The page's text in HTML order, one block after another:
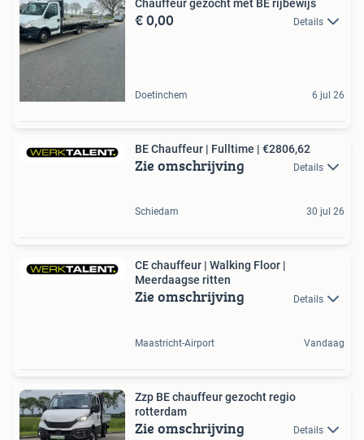
Chauffeur gezocht met BE rijbewijs
€ 0,00 Details
Doetinchem 6 jul 26
BE Chauffeur | Fulltime | €2806,62
Zie omschrijving Details
Schiedam 30 jul 26
CE chauffeur | Walking Floor |
Meerdaagse ritten
Zie omschrijving Details
Maastricht-Airport Vandaag
Zzp BE chauffeur gezocht regio
rotterdam
Zie omschrijving Details